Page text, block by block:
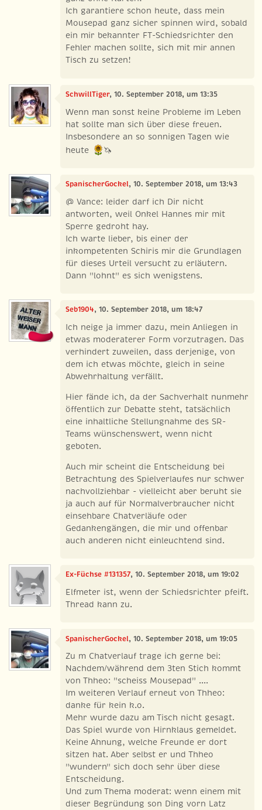
Ich garantiere schon heute, dass mein
Mousepad ganz sicher spinnen wird, sobald
ein mir bekannter FT-Schiedsrichter den
Fehler machen sollte, sich mit mir annen
Tisch zu setzen!
SchwillTiger, 10. September 2018, um 13:35
Wenn man sonst keine Probleme im Leben
hat sollte man sich über diese freuen.
Insbesondere an so sonnigen Tagen wie
heute
🦄
SpanischerGockel, 10. September 2018, um 13:43
@ Vance: leider darf ich Dir nicht
antworten, weil Onkel Hannes mir mit
Sperre gedroht hay.
Ich warte lieber, bis einer der
inkompetenten Schiris mir die Grundlagen
für dieses Urteil versucht zu erläutern.
Dann "lohnt" es sich wenigstens.
Seb1904, 10. September 2018, um 18:47
Ich neige ja immer dazu, mein Anliegen in
etwas moderaterer Form vorzutragen. Das
verhindert zuweilen, dass derjenige, von
dem ich etwas möchte, gleich in seine
Abwehrhaltung verfällt.
Hier fände ich, da der Sachverhalt nunmehr
öffentlich zur Debatte steht, tatsächlich
eine inhaltliche Stellungnahme des SR-
Teams wünschenswert, wenn nicht
geboten.
Auch mir scheint die Entscheidung bei
Betrachtung des Spielverlaufes nur schwer
nachvollziehbar - vielleicht aber beruht sie
ja auch auf für Normalverbraucher nicht
einsehbare Chatverläufe oder
Gedankengängen, die mir und offenbar
auch anderen nicht einleuchtend sind.
Ex-Füchse #131357, 10. September 2018, um 19:02
Elfmeter ist, wenn der Schiedsrichter pfeift.
Thread kann zu.
SpanischerGockel, 10. September 2018, um 19:05
Zu m Chatverlauf trage ich gerne bei:
Nachdem/während dem 3ten Stich kommt
von Thheo: "scheiss Mousepad" ....
Im weiteren Verlauf erneut von Thheo:
danke für kein k.o.
Mehr wurde dazu am Tisch nicht gesagt.
Das Spiel wurde von Hirnklaus gemeldet.
Keine Ahnung, welche Freunde er dort
sitzen hat. Aber selbst er und Thheo
"wundern" sich doch sehr über diese
Entscheidung.
Und zum Thema moderat: wenn einem mit
dieser Begründung son Ding vorn Latz